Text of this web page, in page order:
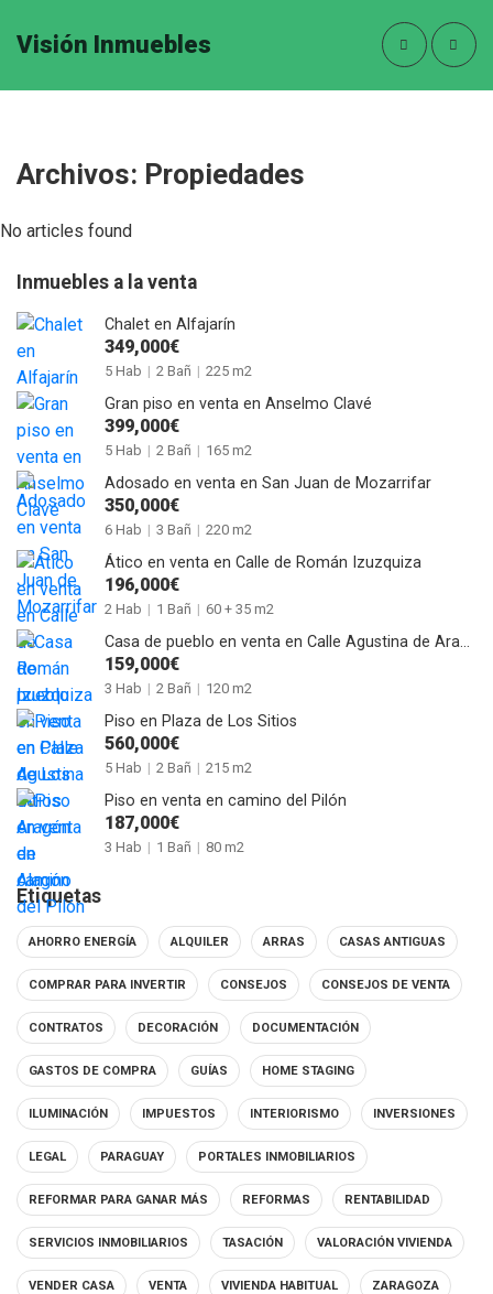
Visión Inmuebles
Archivos: Propiedades
No articles found
Inmuebles a la venta
Chalet en Alfajarín
349,000€
5 Hab | 2 Bañ | 225 m2
Gran piso en venta en Anselmo Clavé
399,000€
5 Hab | 2 Bañ | 165 m2
Adosado en venta en San Juan de Mozarrifar
350,000€
6 Hab | 3 Bañ | 220 m2
Ático en venta en Calle de Román Izuzquiza
196,000€
2 Hab | 1 Bañ | 60 + 35 m2
Casa de pueblo en venta en Calle Agustina de Aragón de Alagón
159,000€
3 Hab | 2 Bañ | 120 m2
Piso en Plaza de Los Sitios
560,000€
5 Hab | 2 Bañ | 215 m2
Piso en venta en camino del Pilón
187,000€
3 Hab | 1 Bañ | 80 m2
Etiquetas
AHORRO ENERGÍA ALQUILER ARRAS CASAS ANTIGUAS
COMPRAR PARA INVERTIR CONSEJOS CONSEJOS DE VENTA
CONTRATOS DECORACIÓN DOCUMENTACIÓN
GASTOS DE COMPRA GUÍAS HOME STAGING
ILUMINACIÓN IMPUESTOS INTERIORISMO INVERSIONES
LEGAL PARAGUAY PORTALES INMOBILIARIOS
REFORMAR PARA GANAR MÁS REFORMAS RENTABILIDAD
SERVICIOS INMOBILIARIOS TASACIÓN VALORACIÓN VIVIENDA
VENDER CASA VENTA VIVIENDA HABITUAL ZARAGOZA